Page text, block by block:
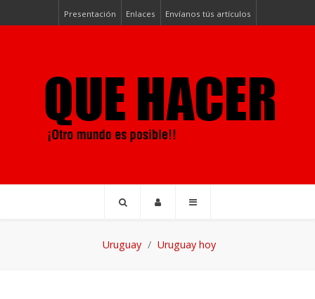
Presentación Enlaces Envíanos tús artículos
Uruguay Uruguay hoy